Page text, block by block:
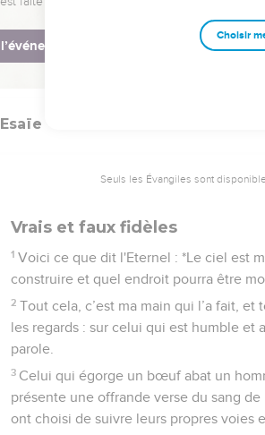
25 Le loup et l'agneau brouteront
poussière pour nourriture. On ne
Esaïe
Seuls les Évangiles sont
Vrais et faux fidèles
1 Voici ce que dit l'Eternel : *Le ciel est
construire et quel endroit pourra être
2 Tout cela, c’est ma main qui l’a fait,
les regards : sur celui qui est humble et
parole.
3 Celui qui égorge un bœuf abat un
présente une offrande verse du sang
ont choisi de suivre leurs propres voies
Choisir